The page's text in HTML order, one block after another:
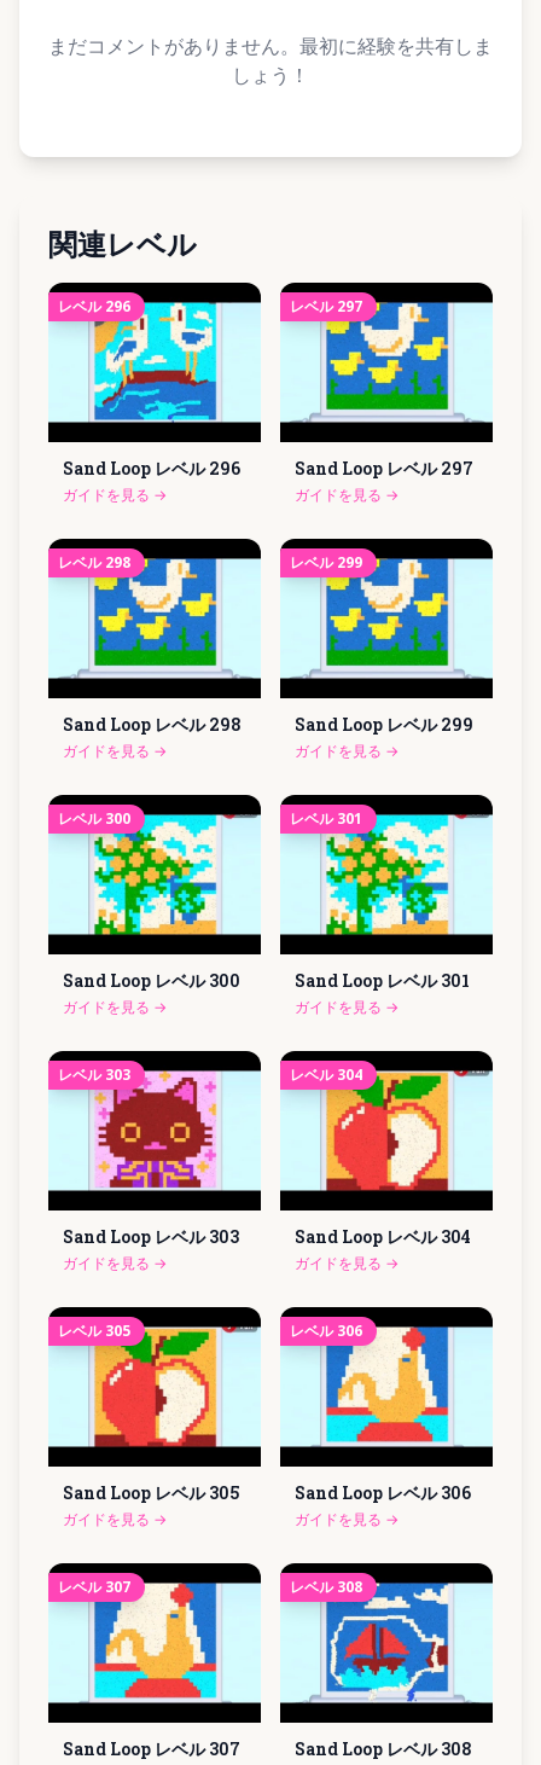
まだコメントがありません。最初に経験を共有しま
しょう！
関連レベル
レベル 296
Sand Loop レベル 296
ガイドを見る →
レベル 297
Sand Loop レベル 297
ガイドを見る →
レベル 298
Sand Loop レベル 298
ガイドを見る →
レベル 299
Sand Loop レベル 299
ガイドを見る →
レベル 300
Sand Loop レベル 300
ガイドを見る →
レベル 301
Sand Loop レベル 301
ガイドを見る →
レベル 303
Sand Loop レベル 303
ガイドを見る →
レベル 304
Sand Loop レベル 304
ガイドを見る →
レベル 305
Sand Loop レベル 305
ガイドを見る →
レベル 306
Sand Loop レベル 306
ガイドを見る →
レベル 307
Sand Loop レベル 307
レベル 308
Sand Loop レベル 308